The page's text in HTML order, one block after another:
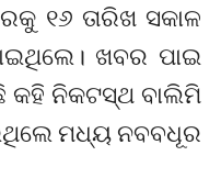
୧୬ ତାରିଖ ସକାଳ
ଖବର ପାଇ
କହି ନିକଟସ୍ଥ ବାଲିମି
ମଧ୍ୟ ନବବଧୂର